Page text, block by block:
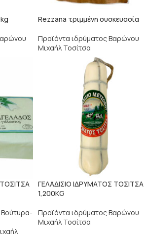
Rezzana τριμμένη συσκευασία
Προϊόντα ιδρύματος Βαρώνου
Μιχαήλ Τοσίτσα
Βούτυρα-
ΓΕΛΑΔΙΣΙΟ ΙΔΡΥΜΑΤΟΣ ΤΟΣΙΤΣΑ
1,200KG
Προϊόντα ιδρύματος Βαρώνου
Μιχαήλ Τοσίτσα